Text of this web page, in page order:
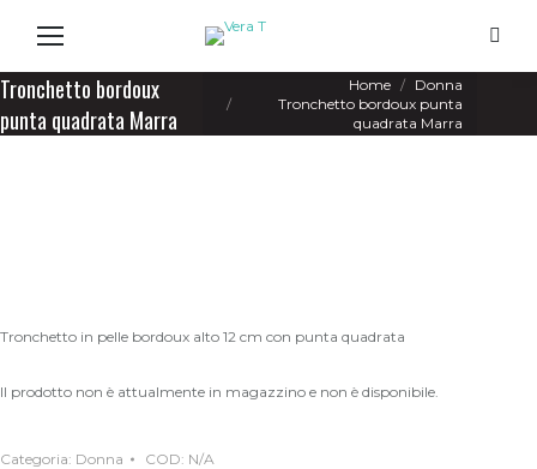
Search:
Tronchetto bordoux
punta quadrata Marra
Home
Donna
Tronchetto bordoux punta
quadrata Marra
Tronchetto in pelle bordoux alto 12 cm con punta quadrata
Il prodotto non è attualmente in magazzino e non è disponibile.
Categoria: Donna COD: N/A